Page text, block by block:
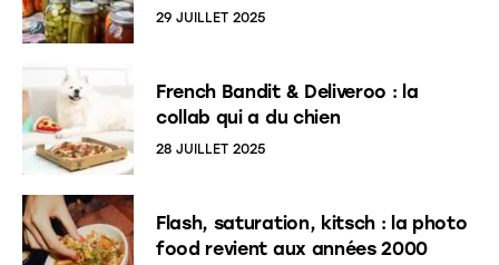
29 JUILLET 2025
French Bandit & Deliveroo : la
collab qui a du chien
28 JUILLET 2025
Flash, saturation, kitsch : la photo
food revient aux années 2000